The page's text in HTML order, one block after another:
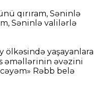
qırıram, Səninlə
Səninlə valilərlə
ölkəsində yaşayanlara
əməllərinin əvəzini
Rəbb belə